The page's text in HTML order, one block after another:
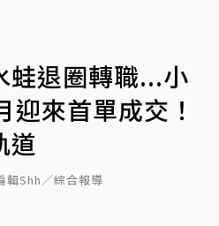
蛙退圈轉職...小
來首單成交！
道
輯Shh／綜合報導